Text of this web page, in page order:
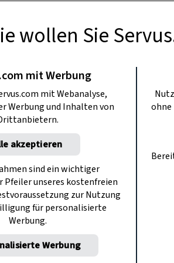
knusprige Fülle
Niemand kocht so
in Purbach am
wollen Sie
mit Werbung
mit Webanalyse,
Werbung und Inhalten von
akzeptieren
sind ein wichtiger
unseres kostenfreien
zur Nutzung
für personalisierte
Werbung.
Werbung
ohne